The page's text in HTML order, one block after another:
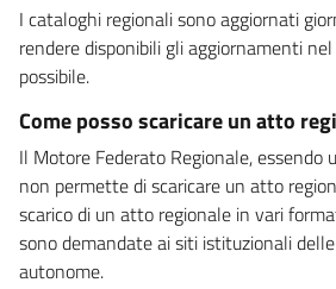
I cataloghi regionali sono aggiornati
rendere disponibili gli aggiornamenti
possibile.
Come posso scaricare un atto
Il Motore Federato Regionale, essendo
non permette di scaricare un atto
scarico di un atto regionale in vari
sono demandate ai siti istituzionali
autonome.